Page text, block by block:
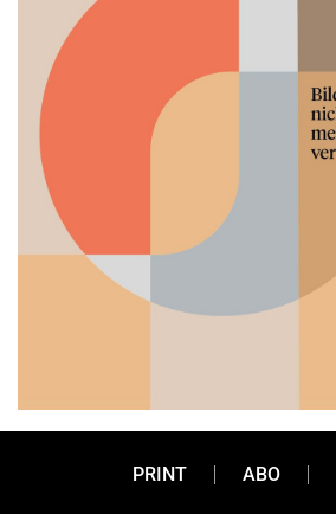
PRINT ABO